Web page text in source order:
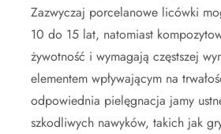
Zazwyczaj porcelanowe licówki
10 do 15 lat, natomiast
żywotność i wymagają częstszej
elementem wpływającym na
odpowiednia pielęgnacja jamy
szkodliwych nawyków, takich jak